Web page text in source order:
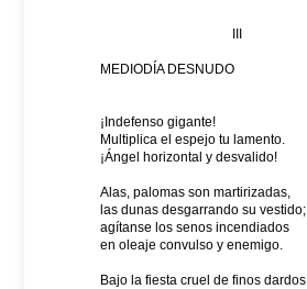
MEDIODÍA DESNUDO
¡Indefenso gigante!
Multiplica el espejo tu lamento.
¡Ángel horizontal y desvalido!
Alas, palomas son martirizadas,
las dunas desgarrando su vestido;
agítanse los senos incendiados
en oleaje convulso y enemigo.
Bajo la fiesta cruel de finos dardos